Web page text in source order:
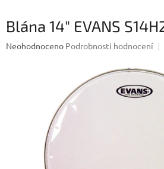
Blána 14" EVANS
Průměrné
Neohodnoceno Podrobnosti hodnocení